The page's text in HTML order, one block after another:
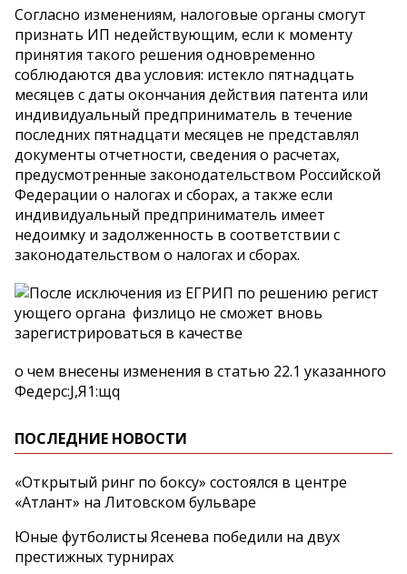
Согласно изменениям, налоговые органы смогут
признать ИП недействующим, если к моменту
принятия такого решения одновременно
соблюдаются два условия: истекло пятнадцать
месяцев с даты окончания действия патента или
индивидуальный предприниматель в течение
последних пятнадцати месяцев не представлял
документы отчетности, сведения о расчетах,
предусмотренные законодательством Российской
Федерации о налогах и сборах, а также если
индивидуальный предприниматель имеет
недоимку и задолженность в соответствии с
законодательством о налогах и сборах.
После исключения из ЕГРИП по решению регист
ующего органа физлицо не сможет вновь
зарегистрироваться в качестве
o чем внесены изменения в статью 22.1 указанного
Федерс:J,Я1:щq
ПОСЛЕДНИЕ НОВОСТИ
«Открытый ринг по боксу» состоялся в центре
«Атлант» на Литовском бульваре
Юные футболисты Ясенева победили на двух
престижных турнирах